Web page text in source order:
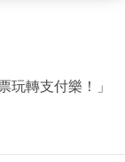
玩轉支付樂！」